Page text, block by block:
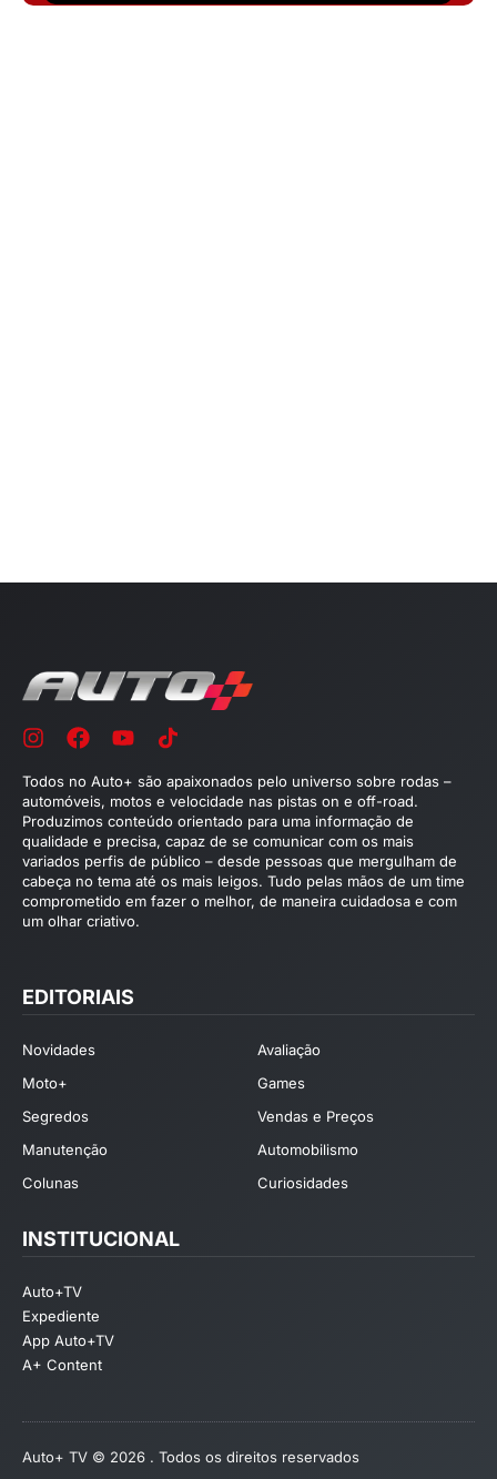
Todos no Auto+ são apaixonados pelo universo sobre rodas –
automóveis, motos e velocidade nas pistas on e off-road.
Produzimos conteúdo orientado para uma informação de
qualidade e precisa, capaz de se comunicar com os mais
variados perfis de público – desde pessoas que mergulham de
cabeça no tema até os mais leigos. Tudo pelas mãos de um time
comprometido em fazer o melhor, de maneira cuidadosa e com
um olhar criativo.
EDITORIAIS
Novidades
Avaliação
Moto+
Games
Segredos
Vendas e Preços
Manutenção
Automobilismo
Colunas
Curiosidades
INSTITUCIONAL
Auto+TV
Expediente
App Auto+TV
A+ Content
Auto+ TV © 2026 . Todos os direitos reservados